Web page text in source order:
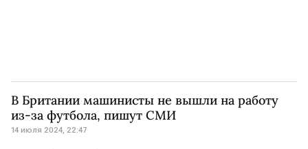
В Британии машинисты не вышли на работу
из-за футбола, пишут СМИ
14 июля 2024, 22:47